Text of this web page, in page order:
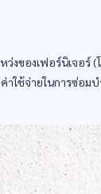
งของเฟอร์นิเจอร์ (
ช้จ่ายในการซ่อมบ